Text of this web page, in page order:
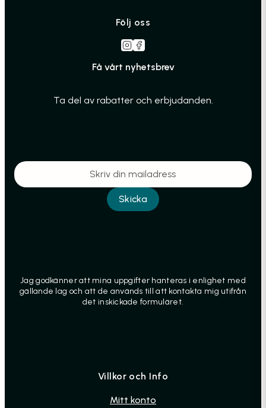
Följ oss
Villkor och Info
Mitt konto
Få vårt nyhetsbrev
Ta del av rabatter och erbjudanden.
Jag godkänner att mina uppgifter hanteras i enlighet med
gällande lag och att de används till att kontakta mig utifrån
det inskickade formuläret.